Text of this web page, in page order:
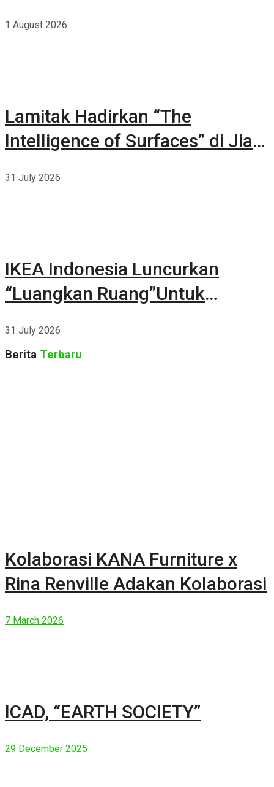
1 August 2026
Lamitak Hadirkan “The
Intelligence of Surfaces” di Jia
31 July 2026
IKEA Indonesia Luncurkan
“Luangkan Ruang”Untuk
31 July 2026
Berita Terbaru
Kolaborasi KANA Furniture x
Rina Renville Adakan Kolaborasi
7 March 2026
ICAD, “EARTH SOCIETY”
29 December 2025